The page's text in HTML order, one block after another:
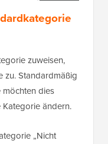
zuweisen,
zu. Standardmäßig
möchten dies
ändern.
„Nicht